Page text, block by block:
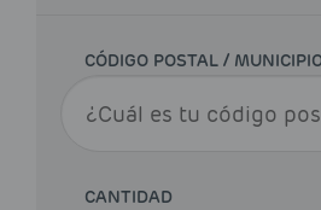
CÓDIGO POSTAL /
CANTIDAD